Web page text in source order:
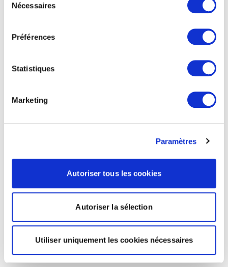
Nécessaires
Préférences
Statistiques
Marketing
Paramètres
Autoriser tous les cookies
Autoriser la sélection
Utiliser uniquement les cookies nécessaires